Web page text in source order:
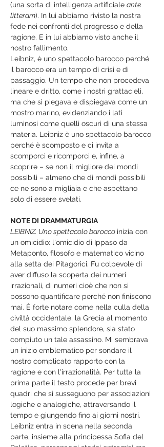
(una sorta di intelligenza artificiale ante
litteram). In lui abbiamo rivisto la nostra
fede nei confronti del progresso e della
ragione. E in lui abbiamo visto anche il
nostro fallimento.
Leibniz, è uno spettacolo barocco perché
il barocco era un tempo di crisi e di
passaggio. Un tempo che non procedeva
lineare e dritto, come i nostri grattacieli,
ma che si piegava e dispiegava come un
mostro marino, evidenziando i lati
luminosi come quelli oscuri di una stessa
materia. Leibniz è uno spettacolo barocco
perché è scomposto e ci invita a
scomporci e ricomporci e, infine, a
scoprire – se non il migliore dei mondi
possibili – almeno che di mondi possibili
ce ne sono a migliaia e che aspettano
solo di essere svelati.
NOTE DI DRAMMATURGIA
LEIBNIZ. Uno spettacolo barocco inizia con
un omicidio: l'omicidio di Ippaso da
Metaponto, filosofo e matematico vicino
alla setta dei Pitagorici. Fu colpevole di
aver diffuso la scoperta dei numeri
irrazionali, di numeri cioè che non si
possono quantificare perché non finiscono
mai. È forte notare come nella culla della
civiltà occidentale, la Grecia al momento
del suo massimo splendore, sia stato
compiuto un tale assassino. Mi sembrava
un inizio emblematico per sondare il
nostro complicato rapporto con la
ragione e con l'irrazionalità. Per tutta la
prima parte il testo procede per brevi
quadri che si susseguono per associazioni
logiche e analogiche, attraversando il
tempo e giungendo fino ai giorni nostri.
Leibniz entra in scena nella seconda
parte, insieme alla principessa Sofia del